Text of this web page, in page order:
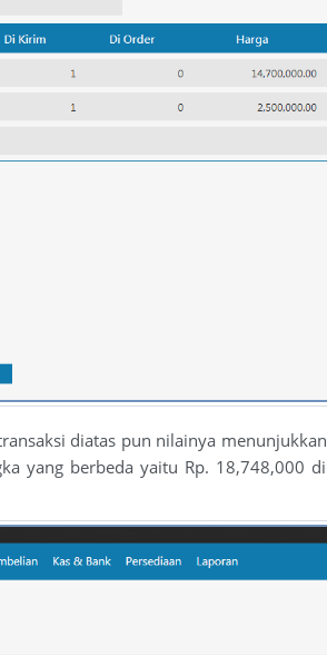
diatas pun nilainya
yang berbeda yaitu Rp. 18,748,000